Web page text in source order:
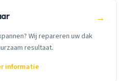
→
Wij repareren uw dak
resultaat.
informatie